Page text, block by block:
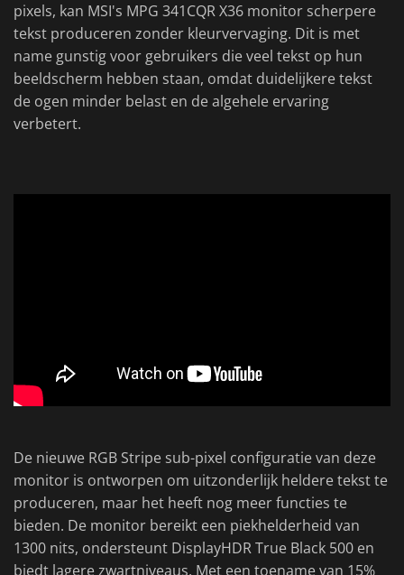
pixels, kan MSI's MPG 341CQR X36 monitor scherpere
tekst produceren zonder kleurvervaging. Dit is met
name gunstig voor gebruikers die veel tekst op hun
beeldscherm hebben staan, omdat duidelijkere tekst
de ogen minder belast en de algehele ervaring
verbetert.
De nieuwe RGB Stripe sub-pixel configuratie van deze
monitor is ontworpen om uitzonderlijk heldere tekst te
produceren, maar het heeft nog meer functies te
bieden. De monitor bereikt een piekhelderheid van
1300 nits, ondersteunt DisplayHDR True Black 500 en
biedt lagere zwartniveaus. Met een toename van 15%